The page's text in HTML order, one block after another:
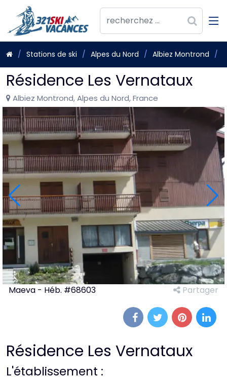
Stations de ski Alpes du Nord Albiez Montrond
Résidence Les Vernataux
Albiez Montrond, Alpes du Nord, France
Maeva - Héb. #68603 Partager
Résidence Les Vernataux
L'établissement :